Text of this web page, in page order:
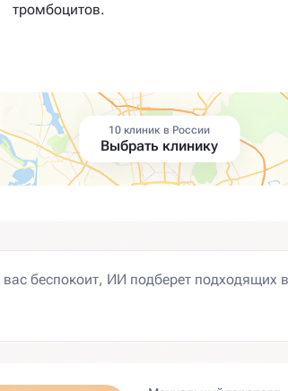
тромбоцитов.
10 клиник в России
Выбрать клинику